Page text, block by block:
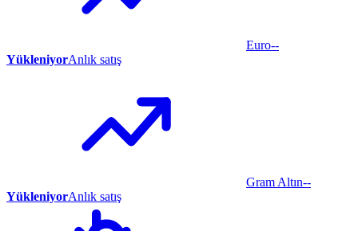
Euro--
YükleniyorAnlık satış
Gram Altın--
YükleniyorAnlık satış